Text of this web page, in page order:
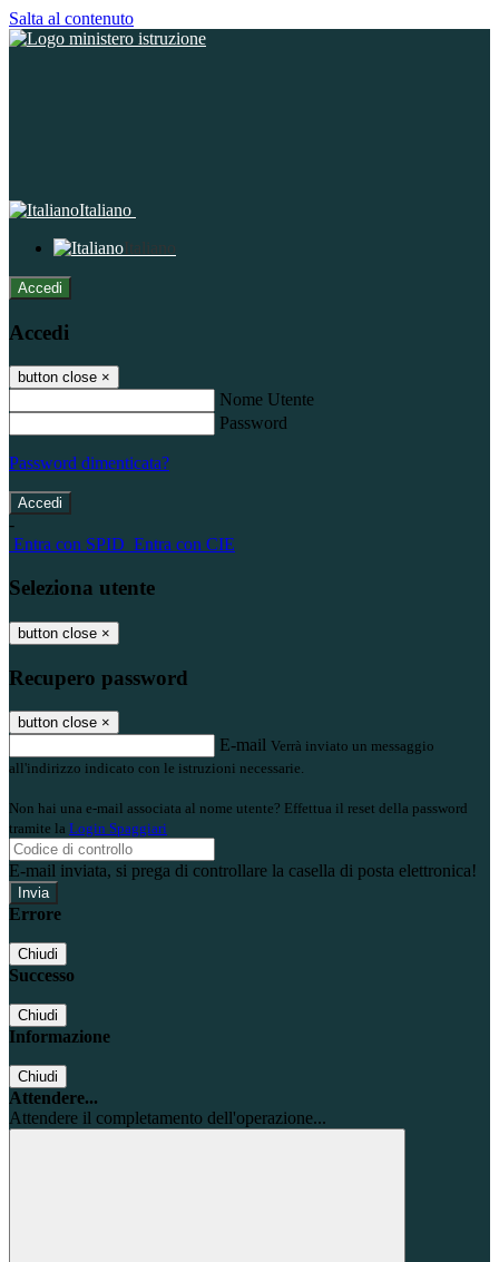
Salta al contenuto
Italiano
Italiano
Accedi
Accedi
button close ×
Nome Utente
Password
Password dimenticata?
-
Entra con SPID Entra con CIE
Seleziona utente
button close ×
Recupero password
button close ×
E-mail Verrà inviato un messaggio
all'indirizzo indicato con le istruzioni necessarie.
Non hai una e-mail associata al nome utente? Effettua il reset della password
tramite la Login Spaggiari
E-mail inviata, si prega di controllare la casella di posta elettronica!
Errore
Chiudi
Successo
Chiudi
Informazione
Chiudi
Attendere...
Attendere il completamento dell'operazione...